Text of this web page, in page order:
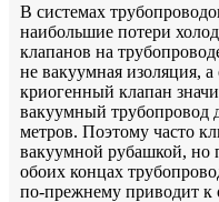
В системах
наибольшие потери
клапанов на
не вакуумная изоляция,
криогенный клапан
вакуумный трубопровод
метров. Поэтому часто
вакуумной рубашкой, но
обоих концах
по-прежнему приводит к